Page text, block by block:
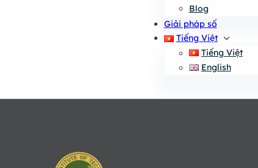
Blog
Giải pháp số
Tiếng Việt
Tiếng Việt
English